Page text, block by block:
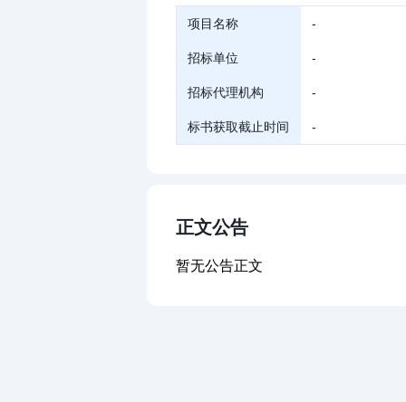
项目名称 -
招标单位 -
招标代理机构 -
标书获取截止时间 -
正文公告
暂无公告正文